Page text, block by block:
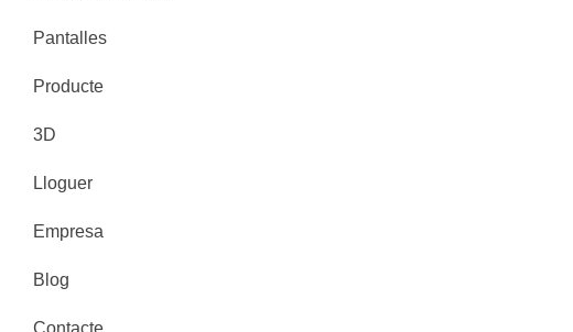
Pantalles
Producte
3D
Lloguer
Empresa
Blog
Contacte